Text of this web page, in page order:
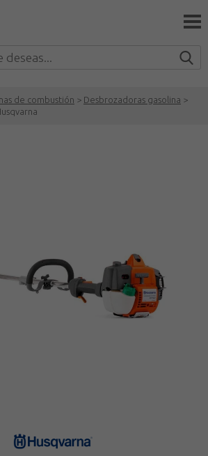
de combustión > Desbrozadoras gasolina >